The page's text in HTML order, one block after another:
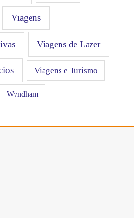
Viagens
Viagens de Lazer
Viagens e Turismo
Wyndham